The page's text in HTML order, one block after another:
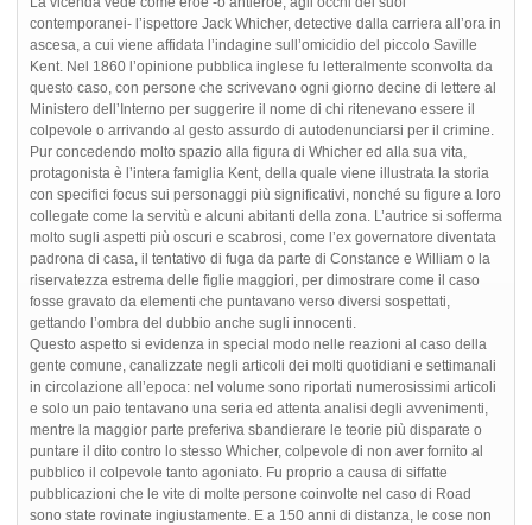
contemporanei- l’ispettore Jack Whicher, detective dalla carriera all’ora in
ascesa, a cui viene affidata l’indagine sull’omicidio del piccolo Saville
Kent. Nel 1860 l’opinione pubblica inglese fu letteralmente sconvolta da
questo caso, con persone che scrivevano ogni giorno decine di lettere al
Ministero dell’Interno per suggerire il nome di chi ritenevano essere il
colpevole o arrivando al gesto assurdo di autodenunciarsi per il crimine.
Pur concedendo molto spazio alla figura di Whicher ed alla sua vita,
protagonista è l’intera famiglia Kent, della quale viene illustrata la storia
con specifici focus sui personaggi più significativi, nonché su figure a loro
collegate come la servitù e alcuni abitanti della zona. L’autrice si sofferma
molto sugli aspetti più oscuri e scabrosi, come l’ex governatore diventata
padrona di casa, il tentativo di fuga da parte di Constance e William o la
riservatezza estrema delle figlie maggiori, per dimostrare come il caso
fosse gravato da elementi che puntavano verso diversi sospettati,
gettando l’ombra del dubbio anche sugli innocenti.
Questo aspetto si evidenza in special modo nelle reazioni al caso della
gente comune, canalizzate negli articoli dei molti quotidiani e settimanali
in circolazione all’epoca: nel volume sono riportati numerosissimi articoli
e solo un paio tentavano una seria ed attenta analisi degli avvenimenti,
mentre la maggior parte preferiva sbandierare le teorie più disparate o
puntare il dito contro lo stesso Whicher, colpevole di non aver fornito al
pubblico il colpevole tanto agoniato. Fu proprio a causa di siffatte
pubblicazioni che le vite di molte persone coinvolte nel caso di Road
sono state rovinate ingiustamente. E a 150 anni di distanza, le cose non